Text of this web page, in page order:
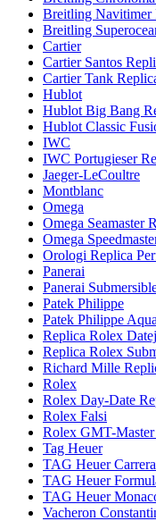
Breitling Navitimer
Breitling
Cartier
Cartier Santos
Cartier Tank
Hublot
Hublot Big Bang
Hublot Classic
IWC
IWC Portugieser
Jaeger-LeCoultre
Montblanc
Omega
Omega Seamaster
Omega
Orologi Replica
Panerai
Panerai
Patek Philippe
Patek Philippe
Replica Rolex
Replica Rolex
Richard Mille
Rolex
Rolex Day-Date
Rolex Falsi
Rolex GMT-
Tag Heuer
TAG Heuer
TAG Heuer
TAG Heuer
Vacheron